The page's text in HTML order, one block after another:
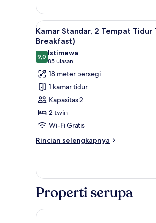
(Free
Breakfast)
Lihat
semua
foto
untuk
Kamar
Standar,
2
Tempat
Tidur
Twin
(Free
7
Kamar Standar, 2 Tempat Tidur
Breakfast)
9,09,0 dari 10
Istimewa
85 ulasan
(85
ulasan)
18 meter persegi
1 kamar tidur
Kapasitas 2
2 twin
Wi-Fi Gratis
Rincian selengkapnya
Rincian
Kamar
2
Tempat
Tidur
Properti serupa
ibis Amsterdam Centre Stopera